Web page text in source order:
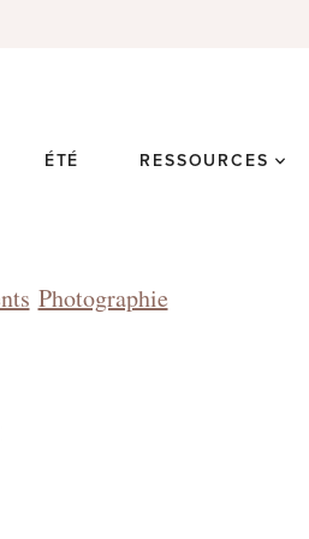
ÉTÉ RESSOURCES
Photographie